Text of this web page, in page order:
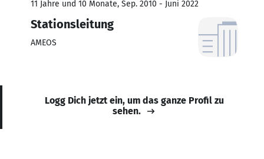
11 Jahre und 10 Monate, Sep. 2010 - Juni 2022
Stationsleitung
AMEOS
Logg Dich jetzt ein, um das ganze Profil zu
sehen.